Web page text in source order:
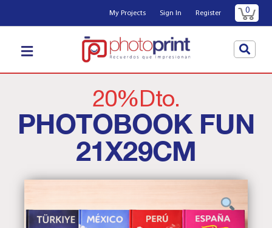
My Projects Sign In Register 0
20%Dto.
PHOTOBOOK FUN
21X29CM